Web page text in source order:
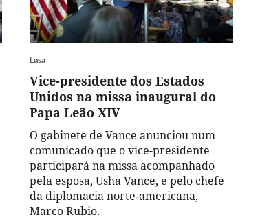
Lusa
Vice-presidente dos Estados
Unidos na missa inaugural do
Papa Leão XIV
O gabinete de Vance anunciou num
comunicado que o vice-presidente
participará na missa acompanhado
pela esposa, Usha Vance, e pelo chefe
da diplomacia norte-americana,
Marco Rubio.